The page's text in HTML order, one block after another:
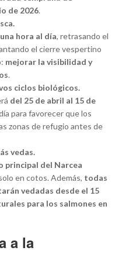
de 2026.
una hora al día, retrasando el
el cierre vespertino
mejorar la visibilidad y
.
ciclos biológicos.
del 25 de abril al 15 de
para favorecer que los
zonas de refugio antes de
vedas.
principal del Narcea
en cotos. Además, todas
vedadas desde el 15
para los salmones en
a la